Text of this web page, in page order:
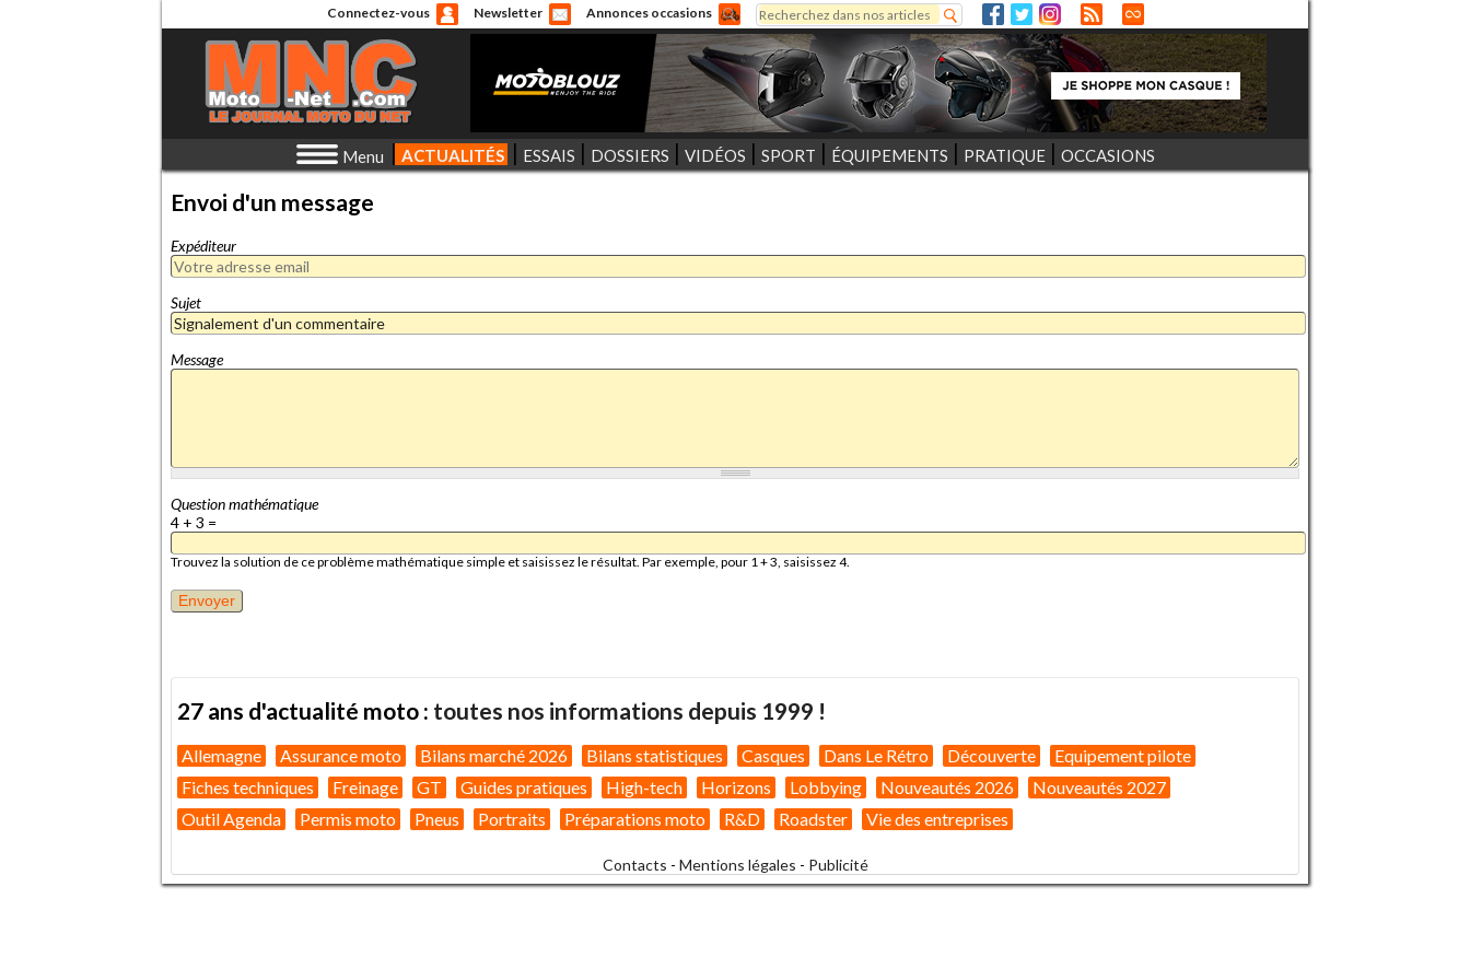
Connectez-vous Newsletter Annonces occasions
Formulaire de recherche
Rechercher
Menu ACTUALITÉS ESSAIS DOSSIERS VIDÉOS SPORT ÉQUIPEMENTS PRATIQUE OCCASIONS
Envoi d'un message
Expéditeur
Sujet
Message
Question mathématique
4 + 3 =
Trouvez la solution de ce problème mathématique simple et saisissez le résultat. Par exemple, pour 1 + 3, saisissez 4.
27 ans d'actualité moto : toutes nos informations depuis 1999 !
Allemagne Assurance moto Bilans marché 2026 Bilans statistiques Casques Dans Le Rétro Découverte
Equipement pilote
Fiches techniques
Freinage GT Guides pratiques High-tech Horizons Lobbying Nouveautés 2026
Nouveautés 2027
Outil Agenda
Permis moto Pneus Portraits Préparations moto R&D Roadster Vie des entreprises
Contacts - Mentions légales - Publicité